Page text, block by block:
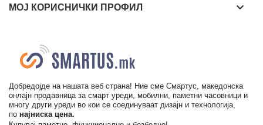
МОЈ КОРИСНИЧКИ ПРОФИЛ keyboard_arrow_down
Добредојде на нашата веб страна! Ние сме Смартус, македонска
онлајн продавница за смарт уреди, мобилни, паметни часовници и
многу други уреди во кои се соединуваат дизајн и технологија,
по најниска цена.